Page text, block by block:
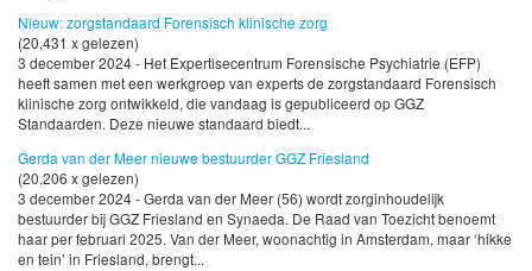
Nieuw: zorgstandaard Forensisch klinische zorg
(20,431 x gelezen)
3 december 2024 - Het Expertisecentrum Forensische Psychiatrie (EFP)
heeft samen met een werkgroep van experts de zorgstandaard Forensisch
klinische zorg ontwikkeld, die vandaag is gepubliceerd op GGZ
Standaarden. Deze nieuwe standaard biedt...
Gerda van der Meer nieuwe bestuurder GGZ Friesland
(20,206 x gelezen)
3 december 2024 - Gerda van der Meer (56) wordt zorginhoudelijk
bestuurder bij GGZ Friesland en Synaeda. De Raad van Toezicht benoemt
haar per februari 2025. Van der Meer, woonachtig in Amsterdam, maar ‘hikke
en tein’ in Friesland, brengt...